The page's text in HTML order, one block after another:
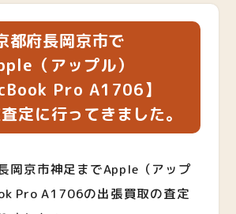
都府長岡京市で
（アップル）
Pro A1706】
定に行ってきました。
岡京市神足までApple（アップ
Pro A1706の出張買取の査定